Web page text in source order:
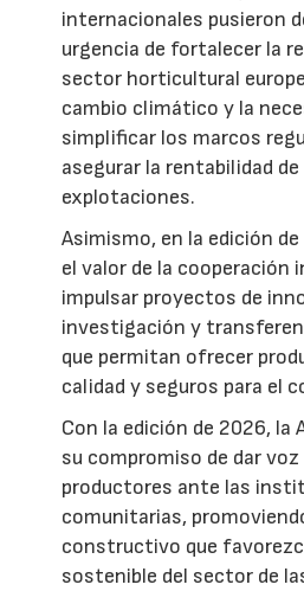
internacionales pusieron
urgencia de fortalecer la
sector horticultural
cambio climático y la
simplificar los marcos
asegurar la rentabilidad de
explotaciones.
Asimismo, en la edición
el valor de la cooperación
impulsar proyectos de
investigación y
que permitan ofrecer
calidad y seguros para el
Con la edición de 2026, la
su compromiso de dar
productores ante las
comunitarias,
constructivo que
sostenible del sector de